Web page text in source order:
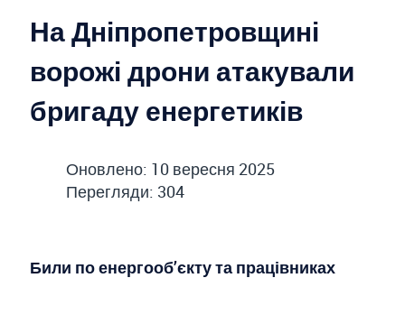
На Дніпропетровщині
ворожі дрони атакували
бригаду енергетиків
Оновлено: 10 вересня 2025
Перегляди: 304
Били по енергооб’єкту та працівниках